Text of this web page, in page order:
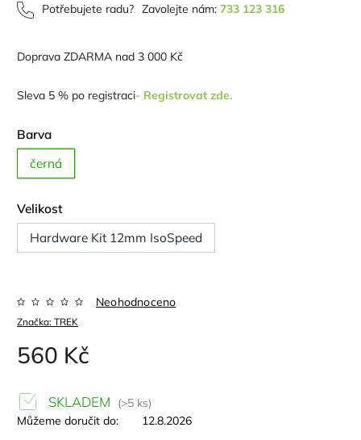
Potřebujete radu? Zavolejte nám: 733 123 316
Doprava ZDARMA nad 3 000 Kč
Sleva 5 % po registraci- Registrovat zde.
Barva
černá
Velikost
Hardware Kit 12mm IsoSpeed
Značka: TREK
Neohodnoceno
560 Kč
SKLADEM
(>5 ks)
Můžeme doručit do:
12.8.2026